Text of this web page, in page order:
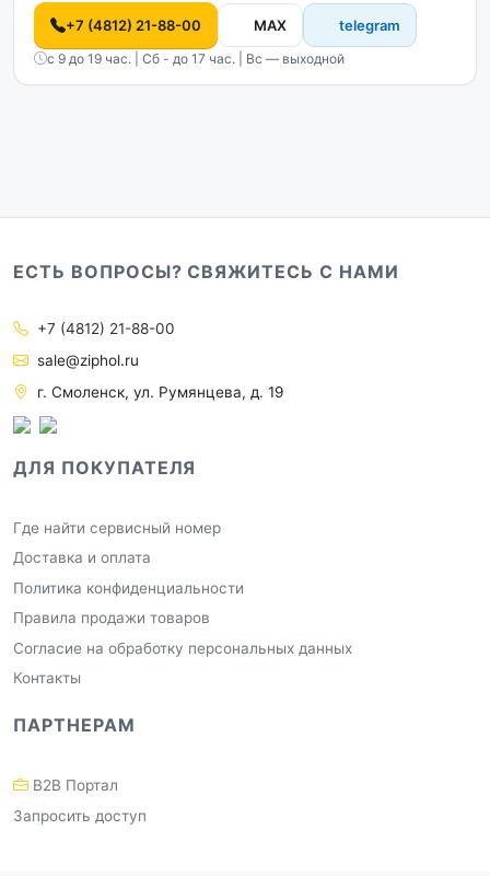
+7 (4812) 21-88-00 MAX telegram
с 9 до 19 час. | Сб - до 17 час. | Вс — выходной
ЕСТЬ ВОПРОСЫ? СВЯЖИТЕСЬ С НАМИ
+7 (4812) 21-88-00
sale@ziphol.ru
г. Смоленск, ул. Румянцева, д. 19
ДЛЯ ПОКУПАТЕЛЯ
Где найти сервисный номер
Доставка и оплата
Политика конфиденциальности
Правила продажи товаров
Согласие на обработку персональных данных
Контакты
ПАРТНЕРАМ
B2B Портал
Запросить доступ